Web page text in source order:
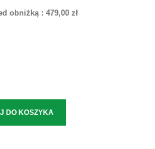
obniżką : 479,00 zł
DO KOSZYKA